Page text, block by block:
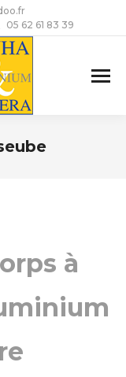
05 62 61 83 39
à